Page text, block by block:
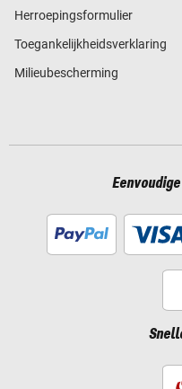
Herroepingsformulier
Toegankelijkheidsverklaring
Milieubescherming